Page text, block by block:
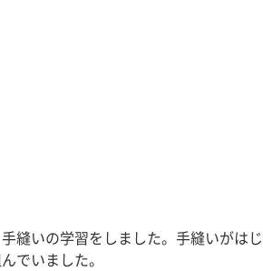
縫いの学習をしました。手縫いがは
でいました。